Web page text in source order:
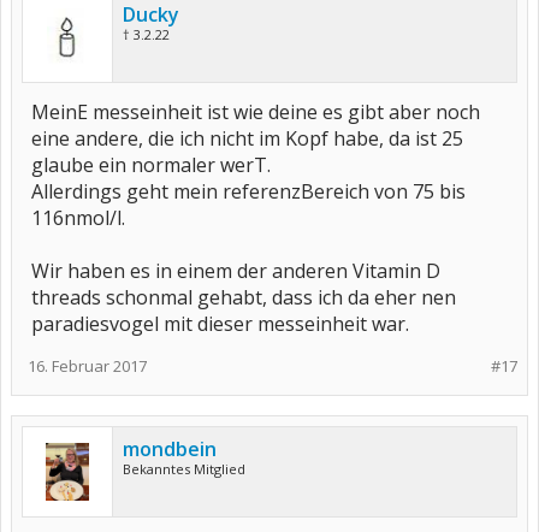
Ducky
† 3.2.22
MeinE messeinheit ist wie deine es gibt aber noch
eine andere, die ich nicht im Kopf habe, da ist 25
glaube ein normaler werT.
Allerdings geht mein referenzBereich von 75 bis
116nmol/l.
Wir haben es in einem der anderen Vitamin D
threads schonmal gehabt, dass ich da eher nen
paradiesvogel mit dieser messeinheit war.
#17
16. Februar 2017
mondbein
Bekanntes Mitglied